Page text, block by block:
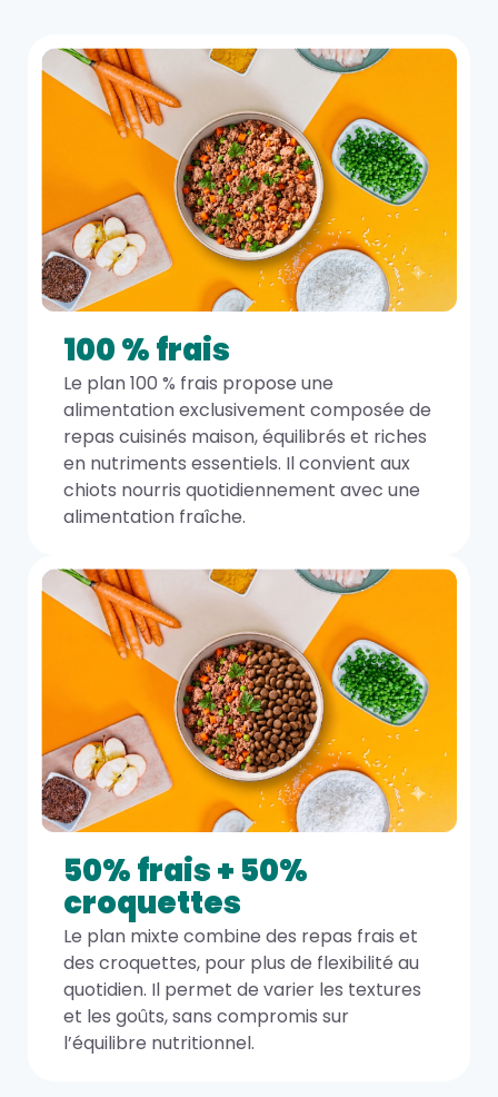
100 % frais
Le plan 100 % frais propose une
alimentation exclusivement composée de
repas cuisinés maison, équilibrés et riches
en nutriments essentiels. Il convient aux
chiots nourris quotidiennement avec une
alimentation fraîche.
50% frais + 50%
croquettes
Le plan mixte combine des repas frais et
des croquettes, pour plus de flexibilité au
quotidien. Il permet de varier les textures
et les goûts, sans compromis sur
l’équilibre nutritionnel.